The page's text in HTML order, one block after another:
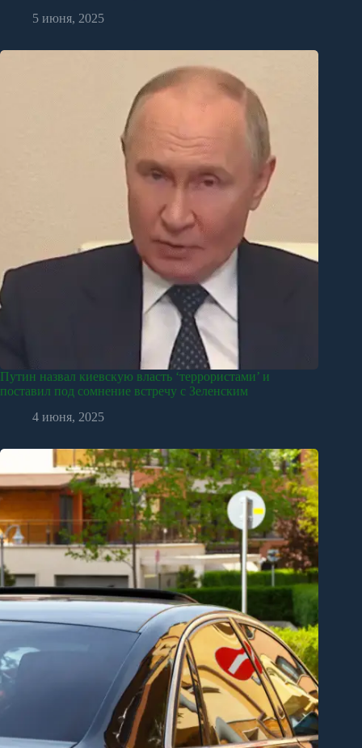
5 июня, 2025
Путин назвал киевскую власть ‘террористами’ и
поставил под сомнение встречу с Зеленским
4 июня, 2025